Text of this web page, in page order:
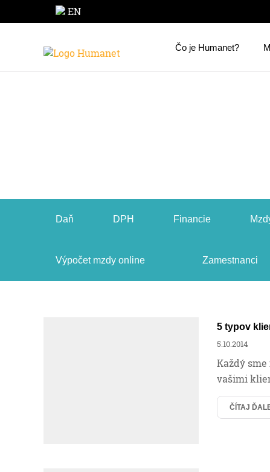
EN
Čo je Humanet?
Daň DPH Financie
Výpočet mzdy online Zamestnanci
5 typov
5.10.2014
Každý
vašimi
ČÍTAJ